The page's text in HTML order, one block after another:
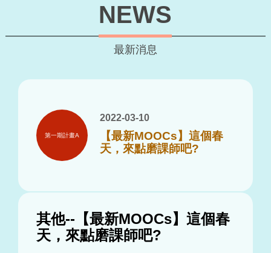
NEWS
最新消息
第一期計畫A
2022-03-10
【最新MOOCs】這個春
天，來點磨課師吧?
其他--【最新MOOCs】這個春
天，來點磨課師吧?